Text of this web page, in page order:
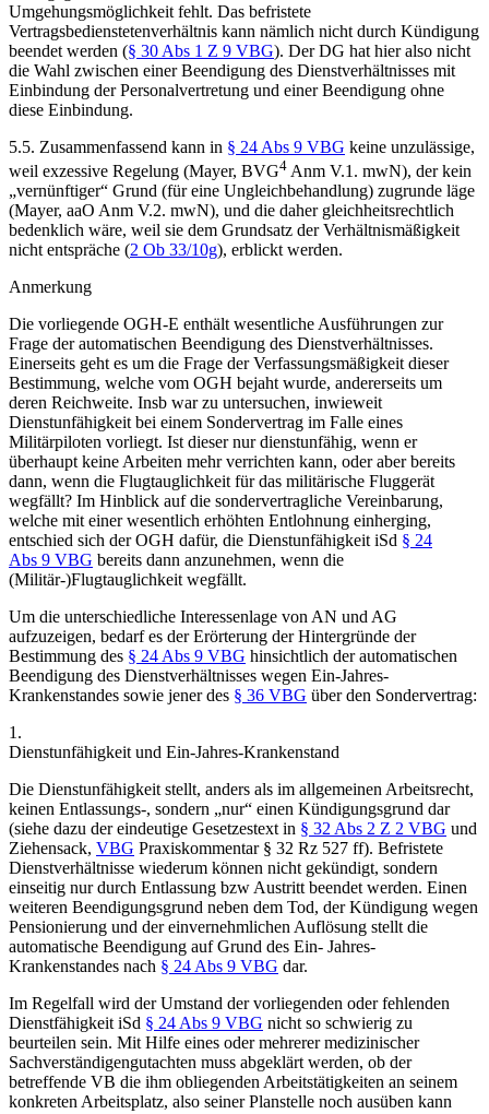
Umgehungsmöglichkeit fehlt. Das befristete
Vertragsbedienstetenverhältnis kann nämlich nicht durch Kündigung
beendet werden (§ 30 Abs 1 Z 9 VBG). Der DG hat hier also nicht
die Wahl zwischen einer Beendigung des Dienstverhältnisses mit
Einbindung der Personalvertretung und einer Beendigung ohne
diese Einbindung.
5.5. Zusammenfassend kann in § 24 Abs 9 VBG keine unzulässige,
weil exzessive Regelung (Mayer, BVG4 Anm V.1. mwN), der kein
„vernünftiger“ Grund (für eine Ungleichbehandlung) zugrunde läge
(Mayer, aaO Anm V.2. mwN), und die daher gleichheitsrechtlich
bedenklich wäre, weil sie dem Grundsatz der Verhältnismäßigkeit
nicht entspräche (2 Ob 33/10g), erblickt werden.
Anmerkung
Die vorliegende OGH-E enthält wesentliche Ausführungen zur
Frage der automatischen Beendigung des Dienstverhältnisses.
Einerseits geht es um die Frage der Verfassungsmäßigkeit dieser
Bestimmung, welche vom OGH bejaht wurde, andererseits um
deren Reichweite. Insb war zu untersuchen, inwieweit
Dienstunfähigkeit bei einem Sondervertrag im Falle eines
Militärpiloten vorliegt. Ist dieser nur dienstunfähig, wenn er
überhaupt keine Arbeiten mehr verrichten kann, oder aber bereits
dann, wenn die Flugtauglichkeit für das militärische Fluggerät
wegfällt? Im Hinblick auf die sondervertragliche Vereinbarung,
welche mit einer wesentlich erhöhten Entlohnung einherging,
entschied sich der OGH dafür, die Dienstunfähigkeit iSd § 24
Abs 9 VBG bereits dann anzunehmen, wenn die
(Militär-)Flugtauglichkeit wegfällt.
Um die unterschiedliche Interessenlage von AN und AG
aufzuzeigen, bedarf es der Erörterung der Hintergründe der
Bestimmung des § 24 Abs 9 VBG hinsichtlich der automatischen
Beendigung des Dienstverhältnisses wegen Ein-Jahres-
Krankenstandes sowie jener des § 36 VBG über den Sondervertrag:
1.
Dienstunfähigkeit und Ein-Jahres-Krankenstand
Die Dienstunfähigkeit stellt, anders als im allgemeinen Arbeitsrecht,
keinen Entlassungs-, sondern „nur“ einen Kündigungsgrund dar
(siehe dazu der eindeutige Gesetzestext in § 32 Abs 2 Z 2 VBG und
Ziehensack, VBG Praxiskommentar § 32 Rz 527 ff). Befristete
Dienstverhältnisse wiederum können nicht gekündigt, sondern
einseitig nur durch Entlassung bzw Austritt beendet werden. Einen
weiteren Beendigungsgrund neben dem Tod, der Kündigung wegen
Pensionierung und der einvernehmlichen Auflösung stellt die
automatische Beendigung auf Grund des Ein- Jahres-
Krankenstandes nach § 24 Abs 9 VBG dar.
Im Regelfall wird der Umstand der vorliegenden oder fehlenden
Dienstfähigkeit iSd § 24 Abs 9 VBG nicht so schwierig zu
beurteilen sein. Mit Hilfe eines oder mehrerermedizinischer
Sachverständigengutachten muss abgeklärt werden, ob der
betreffende VB die ihm obliegenden Arbeitstätigkeiten an seinem
konkreten Arbeitsplatz, also seiner Planstelle noch ausüben kann